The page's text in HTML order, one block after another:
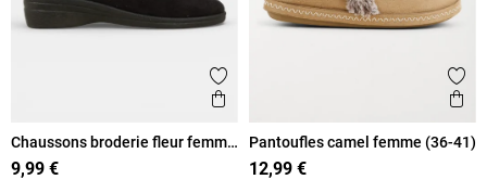
Ajouter aux favoris
Aperçu rapide
Chaussons broderie fleur femme
(36-41)
9,99 €
Pantoufles camel femme (36-41)
12,99 €